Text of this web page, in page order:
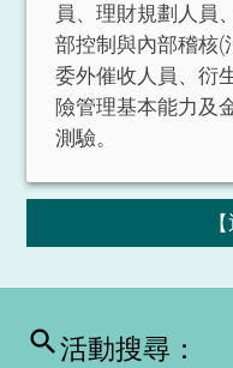
員、理財規劃人員
部控制與內部稽核(
委外催收人員、衍
險管理基本能力及
測驗。
search活動搜尋：